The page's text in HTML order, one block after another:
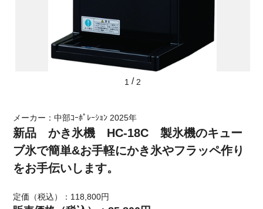
1 / 2
メーカー：中部ｺｰﾎﾟﾚｰｼｮﾝ 2025年
新品 かき氷機 HC-18C 製氷機のキュー
ブ氷で簡単&お手軽にかき氷やフラッペ作り
をお手伝いします。
定価（税込）：118,800円